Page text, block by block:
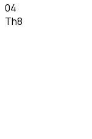
04
Th8